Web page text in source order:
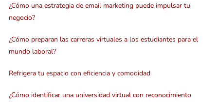
¿Cómo una estrategia de email marketing puede impulsar tu
negocio?
¿Cómo preparan las carreras virtuales a los estudiantes para el
mundo laboral?
Refrigera tu espacio con eficiencia y comodidad
¿Cómo identificar una universidad virtual con reconocimiento